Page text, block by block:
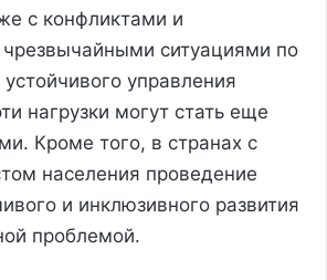
с конфликтами и
ситуациями по
управления
нагрузки могут стать еще
Кроме того, в странах с
населения проведение
и инклюзивного развития
проблемой.